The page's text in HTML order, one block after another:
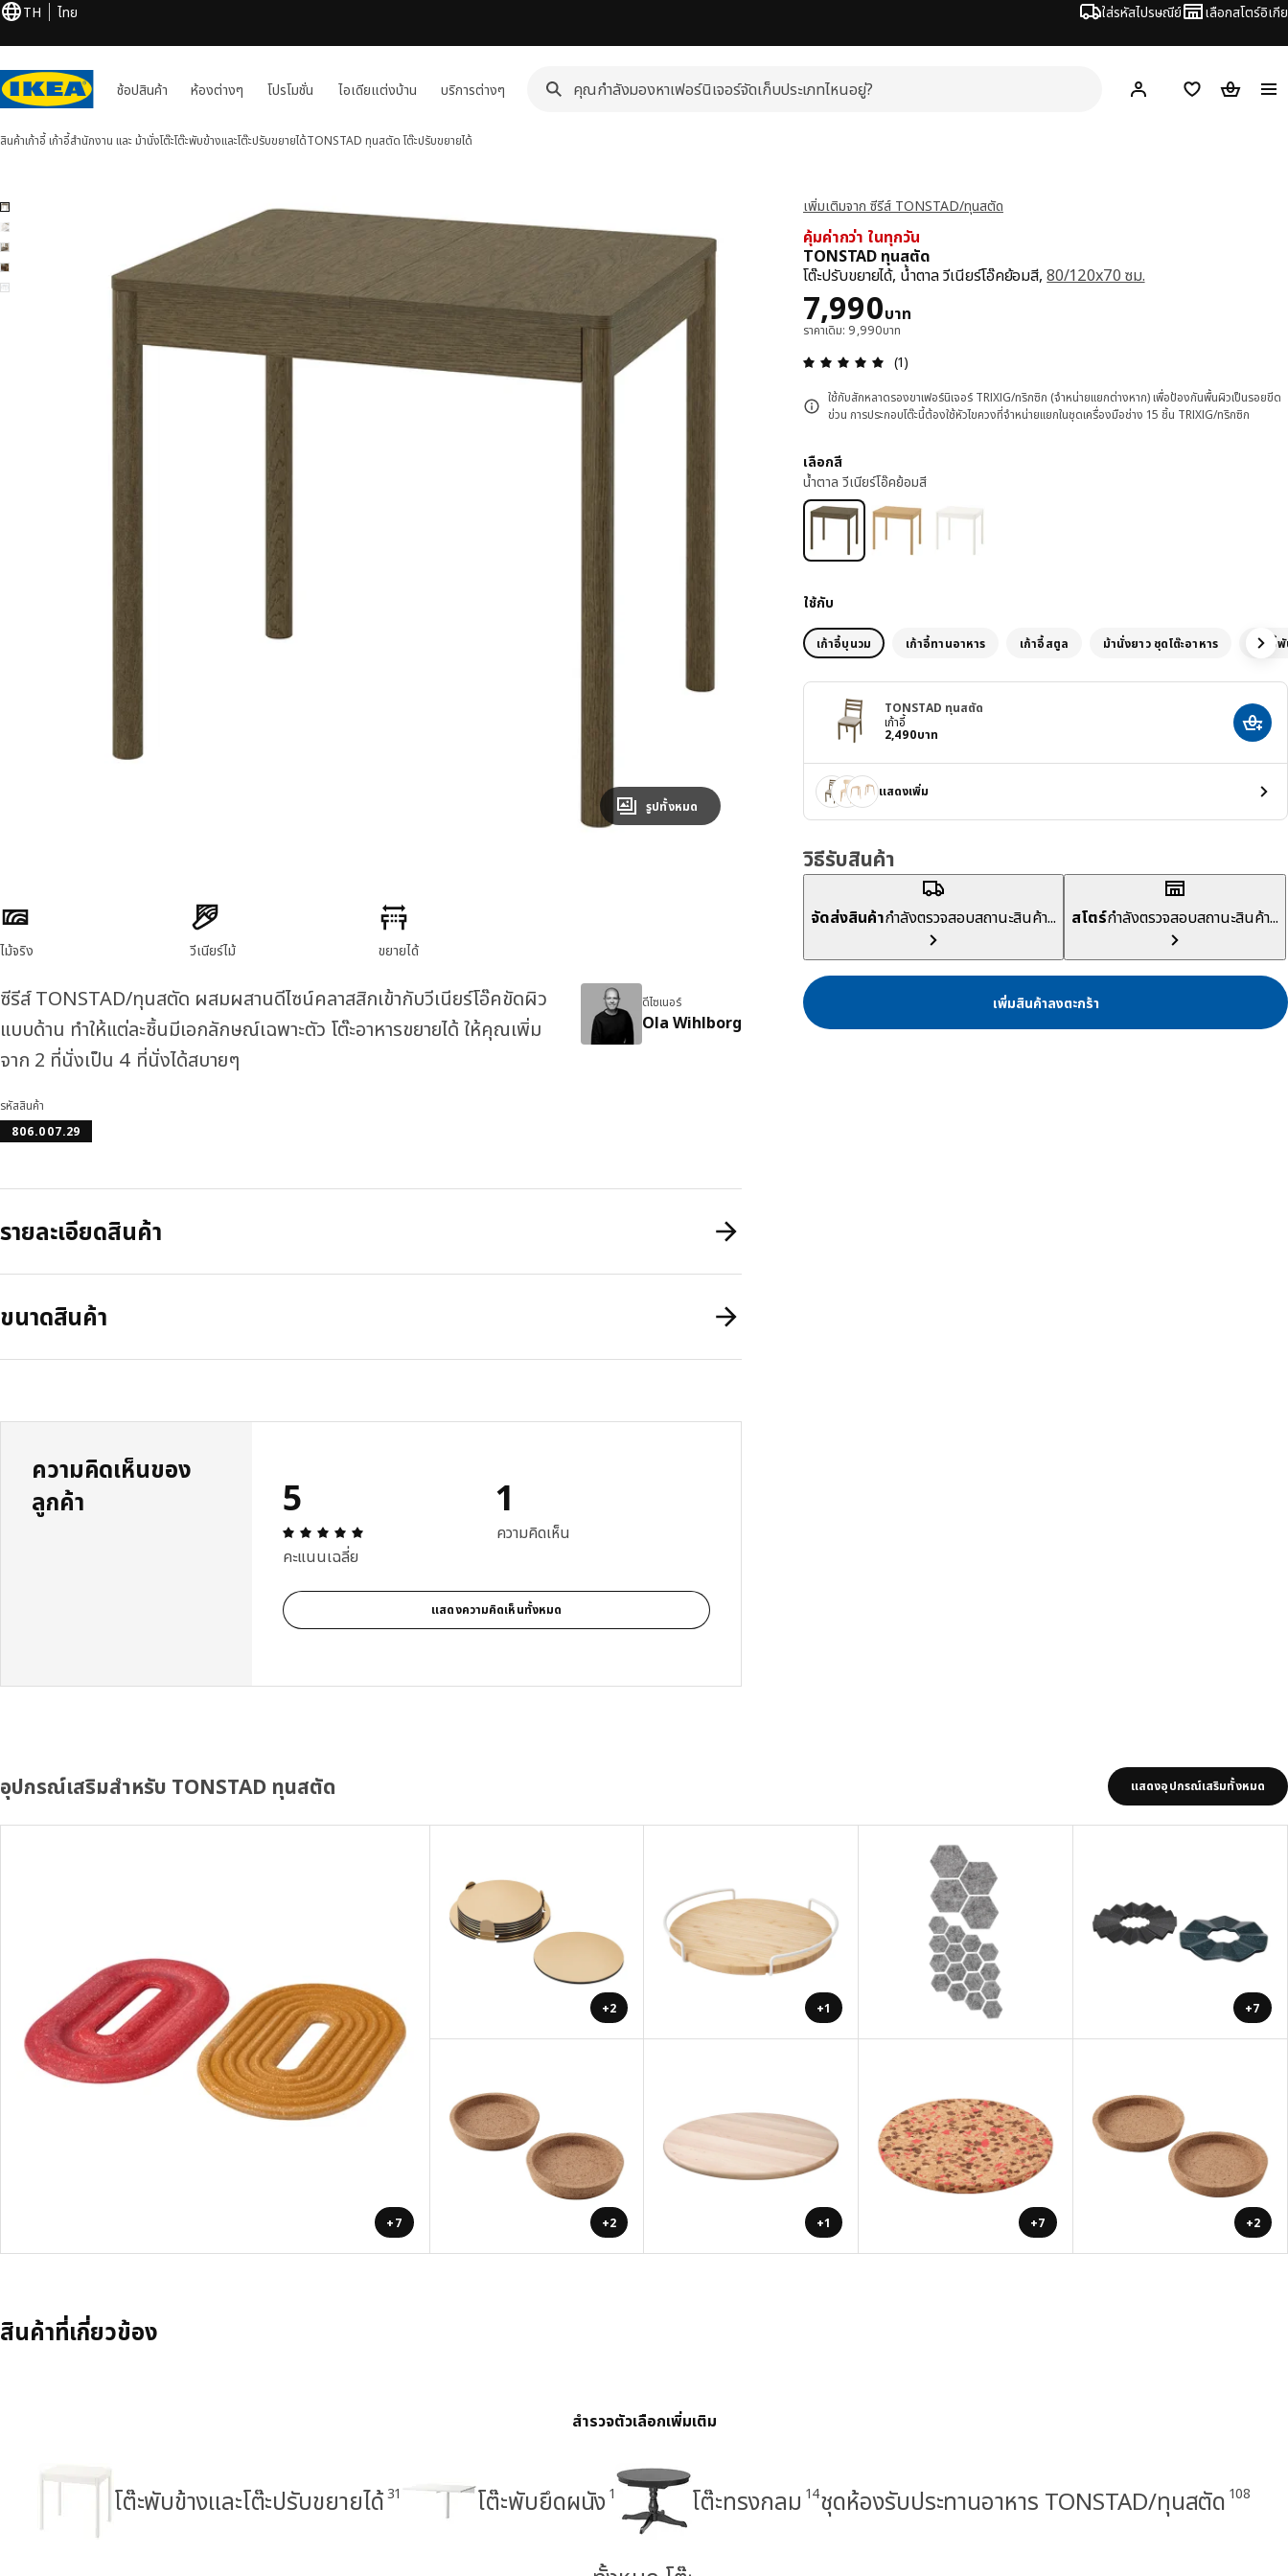
TH ไทย ใส่รหัสไปรษณีย์ เลือกสโตร์อิเกีย
ช้อปสินค้า ห้องต่างๆ โปรโมชั่น ไอเดียแต่งบ้าน บริการต่างๆ Hej! เข้าสู่ระบบ หรือ ลงทะเ
ช้อปปิ้งลิสต์ตะกร้าสินค้
สินค้าเก้าอี้ เก้าอี้สำนักงาน และ ม้านั่งโต๊ะโต๊ะพับข้างและโต๊ะปรับขยายได้TONSTAD ทุนสตัดโต๊ะปรับขยายได้
TONSTAD ทุนสตัด 5 รูป
ข้ามภาพ
Image zoomed out, normal view
รูปทั้งหมด
เพิ่มเติมจาก ซีรีส์ TONSTAD/ทุนสตัด
คุ้มค่ากว่า ในทุกวัน
TONSTAD ทุนสตัด
โต๊ะปรับขยายได้, น้ำตาล วีเนียร์โอ๊คย้อมสี,80/120x70 ซม.
7,990บาท
ราคา 7990บาท
ราคาเดิม: 9,990บาท
ความคิดเห็น: 5 จาก 5 ดาว รีวิวทั้งหมด: 1
(1)
ใช้กับสักหลาดรองขาเฟอร์นิเจอร์ TRIXIG/ทริกซิก (จำหน่ายแยกต่างหาก) เพื่อป้องกันพื้นผิวเป็นรอยขีด
ข่วน การประกอบโต๊ะนี้ต้องใช้หัวไขควงที่จำหน่ายแยกในชุดเครื่องมือช่าง 15 ชิ้น TRIXIG/ทริกซิก
เลือกสี
น้ำตาล วีเนียร์โอ๊คย้อมสี
ใช้กับ
เก้าอี้บุนวม เก้าอี้ทานอาหาร เก้าอี้สตูล ม้านั่งยาว ชุดโต๊ะอาหาร เก้าอี้
TONSTAD ทุนสตัด
เก้าอี้
2,490บาท
ราคา 2490บาท เพิ่มสิ
แสดงเพิ่ม
วิธีรับสินค้า
จัดส่งสินค้ากำลังตรวจสอบสถานะสินค้า... สโตร์กำลังตรวจสอบสถานะสินค้า...
เพิ่มสินค้าลงตะกร้า
ลักษณะสินค้า
ไม้จริง วีเนียร์ไม้ ขยายได้
ซีรีส์ TONSTAD/ทุนสตัด ผสมผสานดีไซน์คลาสสิกเข้ากับวีเนียร์โอ๊คขัดผิว
แบบด้าน ทำให้แต่ละชิ้นมีเอกลักษณ์เฉพาะตัว โต๊ะอาหารขยายได้ ให้คุณเพิ่ม
จาก 2 ที่นั่งเป็น 4 ที่นั่งได้สบายๆ
ดีไซเนอร์
Ola Wihlborg
รหัสสินค้า
806.007.29
รายละเอียดสินค้า
ขนาดสินค้า
ความคิดเห็นของ
ลูกค้า
5
ความคิดเห็น: 5 จาก 5 ดาว รีวิวทั้งหมด: 1
คะแนนเฉลี่ย
1
ความคิดเห็น
แสดงความคิดเห็นทั้งหมด
อุปกรณ์เสริมสำหรับ TONSTAD ทุนสตัด แสดงอุปกรณ์เสริมทั้งหมด
+7
+2 +1 +7
+2 +1 +7 +2
สินค้าที่เกี่ยวข้อง
สำรวจตัวเลือกเพิ่มเติม
โต๊ะพับข้างและโต๊ะปรับขยายได้ 31 โต๊ะพับยึดผนัง 1 โต๊ะทรงกลม 14ชุดห้องรับประทานอาหาร TONSTAD/ทุนสตัด 108